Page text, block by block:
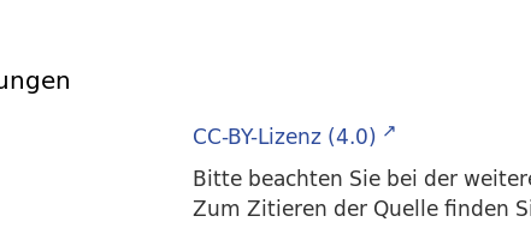
CC-BY-Lizenz (4.0)
Bitte beachten Sie bei der
Zum Zitieren der Quelle finden